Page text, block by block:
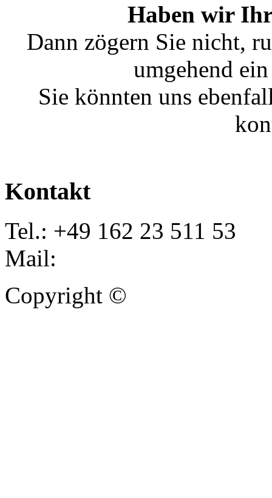
Haben wir Ihr
Dann zögern Sie nicht,
umgehend
Sie könnten uns
Kontakt
Tel.: +49 162 23 511 53
Mail:
Copyright ©